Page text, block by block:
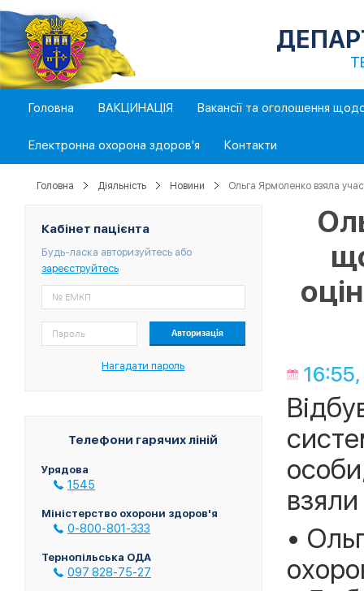
Головна ВАКЦИНАЦІЯ Вакансії та оголошення
Електронна охорона здоров'я Контакти
Головна Діяльність Новини Ольга Ярмоленко взяла
Кабінет пацієнта
Будь-ласка авторизуйтесь або
зареєструйтесь
Нагадати пароль
Телефони гарячих ліній
Урядова
1545
Міністерство охорони здоров'я
0-800-801-333
Тернопільська ОДА
097 828-75-27
•